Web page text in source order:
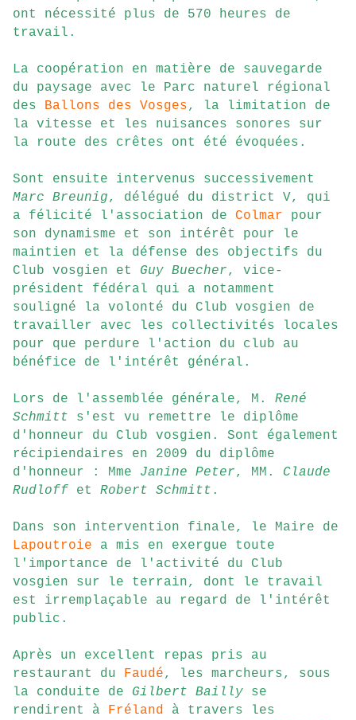
ont nécessité plus de 570 heures de
travail.
La coopération en matière de sauvegarde
du paysage avec le Parc naturel régional
des
Ballons des Vosges, la limitation de
la vitesse et les nuisances sonores sur
la route des crêtes ont été évoquées.
Sont ensuite intervenus successivement
Marc Breunig, délégué du district V, qui
a félicité l'association de Colmar pour
son dynamisme et son intérêt pour le
maintien et la défense des objectifs du
Club vosgien et Guy Buecher, vice-
président fédéral qui a notamment
souligné la volonté du Club vosgien de
travailler avec les collectivités locales
pour que perdure l'action du club au
bénéfice de l'intérêt général.
Lors de l'assemblée générale, M. René
Schmitt s'est vu remettre le diplôme
d'honneur du Club vosgien. Sont également
récipiendaires en 2009 du diplôme
d'honneur : Mme Janine Peter, MM. Claude
Rudloff et Robert Schmitt .
Dans son intervention finale, le Maire de
Lapoutroie a mis en exergue toute
l'importance de l'activité du Club
vosgien sur le terrain, dont le travail
est irremplaçable au regard de l'intérêt
public.
Après un excellent repas pris au
restaurant du
Faudé, les marcheurs, sous
la conduite de Gilbert Bailly se
rendirent à
Fréland
à travers les